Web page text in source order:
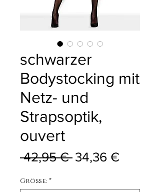
schwarzer
Bodystocking mit
Netz- und
Strapsoptik,
ouvert
42,95 € Standardpreis
34,36 €Sale-
Größe: *